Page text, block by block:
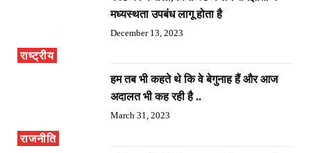
राष्ट्रीय
मध्यस्थता उपबंध लागू होता है
December 13, 2023
राजनीति
हम तब भी कहते थे कि वे बेगुनाह हैं और आज
अदालत भी कह रही है ..
March 31, 2023